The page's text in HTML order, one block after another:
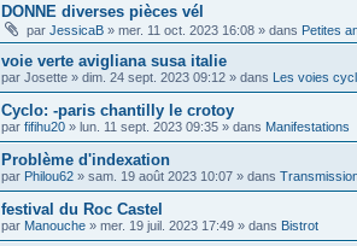
DONNE diverses pièces vél
par JessicaB » mer. 11 oct. 2023 16:08 » dans Petites
voie verte avigliana susa italie
par Josette » dim. 24 sept. 2023 09:12 » dans Les voies
Cyclo: -paris chantilly le crotoy
par fifihu20 » lun. 11 sept. 2023 09:35 » dans Manifestations
Problème d'indexation
par Philou62 » sam. 19 août 2023 10:07 » dans
festival du Roc Castel
par Manouche » mer. 19 juil. 2023 17:49 » dans Bistrot